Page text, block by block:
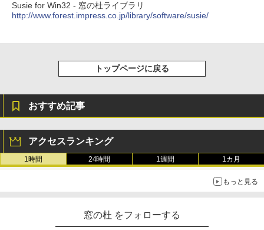
Susie for Win32 - 窓の杜ライブラリ
http://www.forest.impress.co.jp/library/software/susie/
トップページに戻る
おすすめ記事
アクセスランキング
1時間 24時間 1週間 1カ月
もっと見る
窓の杜 をフォローする